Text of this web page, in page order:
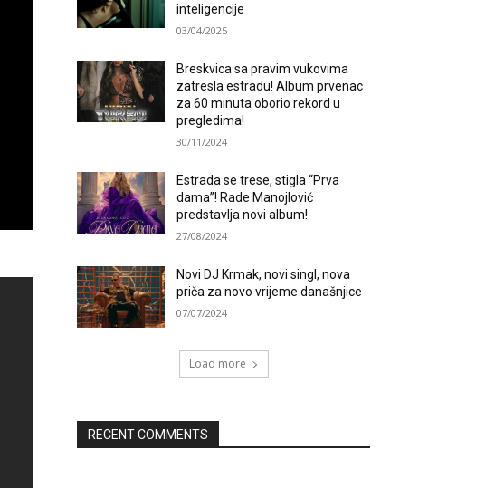
inteligencije
03/04/2025
Breskvica sa pravim vukovima
zatresla estradu! Album prvenac
za 60 minuta oborio rekord u
pregledima!
30/11/2024
Estrada se trese, stigla “Prva
dama”! Rade Manojlović
predstavlja novi album!
27/08/2024
Novi DJ Krmak, novi singl, nova
priča za novo vrijeme današnjice
07/07/2024
Load more
RECENT COMMENTS